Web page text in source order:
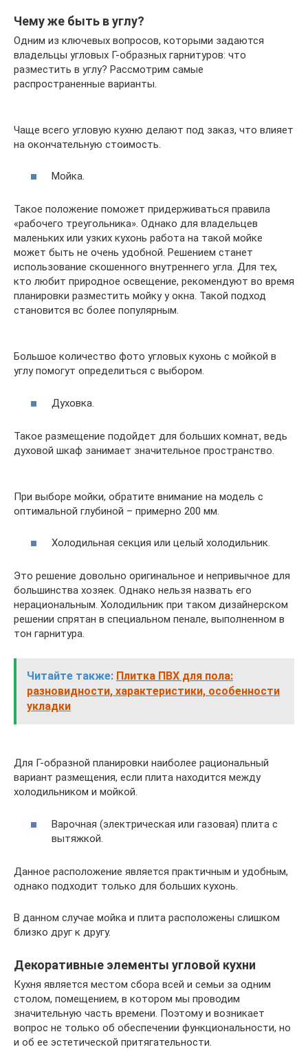
Чему же быть в углу?
Одним из ключевых вопросов, которыми задаются
владельцы угловых Г-образных гарнитуров: что
разместить в углу? Рассмотрим самые
распространенные варианты.
Чаще всего угловую кухню делают под заказ, что влияет
на окончательную стоимость.
Мойка.
Такое положение поможет придерживаться правила
«рабочего треугольника». Однако для владельцев
маленьких или узких кухонь работа на такой мойке
может быть не очень удобной. Решением станет
использование скошенного внутреннего угла. Для тех,
кто любит природное освещение, рекомендуют во время
планировки разместить мойку у окна. Такой подход
становится вс более популярным.
Большое количество фото угловых кухонь с мойкой в
углу помогут определиться с выбором.
Духовка.
Такое размещение подойдет для больших комнат, ведь
духовой шкаф занимает значительное пространство.
При выборе мойки, обратите внимание на модель с
оптимальной глубиной – примерно 200 мм.
Холодильная секция или целый холодильник.
Это решение довольно оригинальное и непривычное для
большинства хозяек. Однако нельзя назвать его
нерациональным. Холодильник при таком дизайнерском
решении спрятан в специальном пенале, выполненном в
тон гарнитура.
Читайте также: Плитка ПВХ для пола:
разновидности, характеристики, особенности
укладки
Для Г-образной планировки наиболее рациональный
вариант размещения, если плита находится между
холодильником и мойкой.
Варочная (электрическая или газовая) плита с
вытяжкой.
Данное расположение является практичным и удобным,
однако подходит только для больших кухонь.
В данном случае мойка и плита расположены слишком
близко друг к другу.
Декоративные элементы угловой кухни
Кухня является местом сбора всей и семьи за одним
столом, помещением, в котором мы проводим
значительную часть времени. Поэтому и возникает
вопрос не только об обеспечении функциональности, но
и об ее эстетической притягательности.